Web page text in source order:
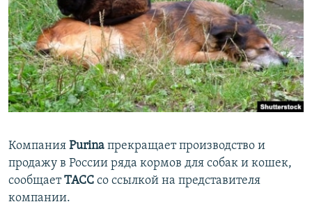
СОВЕТЫ ПРАВОЗАЩИТНИКОВ
ПРОПАВШИЕ БЕЗ ВЕСТИ
ПОБЕДИТЕЛЕЙ НЕ СУДЯТ?
КРЫМ.НЕПОКОРЕННЫЙ
ELIFBE
Qırımtatar
ПРИСОЕДИНЯЙТЕСЬ!
Все сайты RFE/RL
Компания Purina прекращает производство и
продажу в России ряда кормов для собак и кошек,
сообщаетТАСС со ссылкой на представителя
компании.